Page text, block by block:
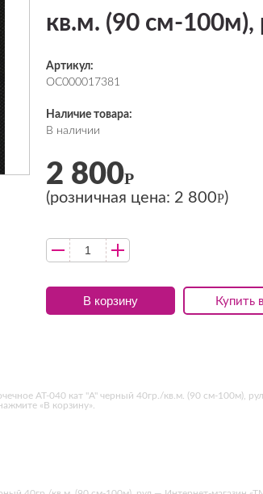
кв.м. (90 см-100м),
Артикул:
ОС000017381
Наличие товара:
В наличии
Купить
2 800Р
(розничная цена: 2 800Р)
В корзину
AT-040 кат "A" черный 40гр./кв.м. (90 см-100м),
«В корзину».